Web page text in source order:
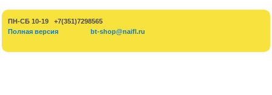
ПН-СБ 10-19 +7(351)7298565
Полная версия
bt-shop@naifl.ru